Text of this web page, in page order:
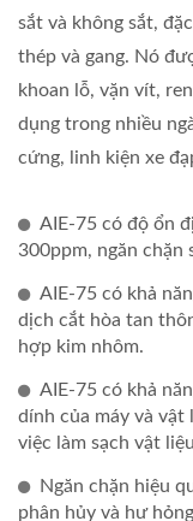
sắt và không sắt,
thép và gang. Nó
khoan lỗ, vặn vít,
dụng trong nhiều
cứng, linh kiện xe
AIE-75 có độ ổn
300ppm, ngăn chặn
AIE-75 có khả
dịch cắt hòa tan
hợp kim nhôm.
AIE-75 có khả
dính của máy và vật
việc làm sạch vật
Ngăn chặn hiệu
phân hủy và hư